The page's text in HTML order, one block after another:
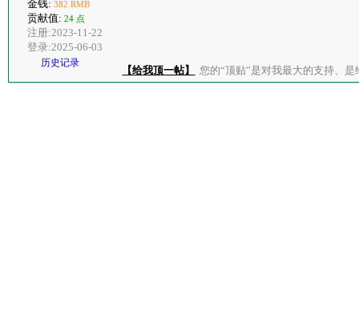
金钱: 382 RMB
贡献值: 24 点
注册:2023-11-22
登录:2025-06-03
历史记录
【给我顶一帖】 您的“顶贴”是对我最大的支持、